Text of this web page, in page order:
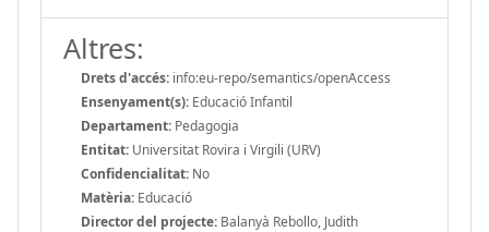
Altres:
Drets d'accés: info:eu-repo/semantics/openAccess
Ensenyament(s): Educació Infantil
Departament: Pedagogia
Entitat: Universitat Rovira i Virgili (URV)
Confidencialitat: No
Matèria: Educació
Director del projecte: Balanyà Rebollo, Judith